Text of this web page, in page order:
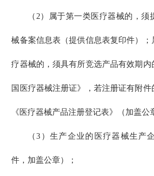
（2）属于第一类医疗器械的，
械备案信息表（提供信息表复印件）；
疗器械的，须具有所竞选产品有效期内
国医疗器械注册证》，若注册证有附
《医疗器械产品注册登记表》（加盖公
（3）生产企业的医疗器械生产
件，加盖公章）；